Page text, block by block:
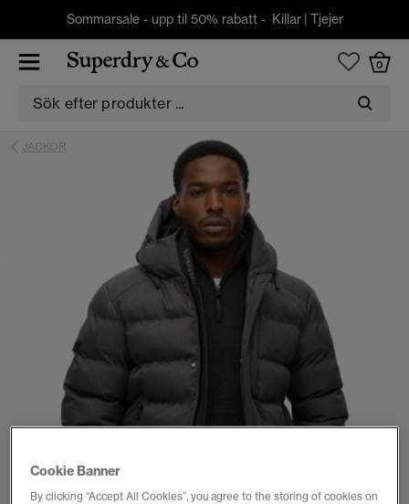
Sommarsale - upp til 50% rabatt - Killar| Tjejer
0
JACKOR
Cookie Banner
By clicking “Accept All Cookies”, you agree to the storing of cookies on